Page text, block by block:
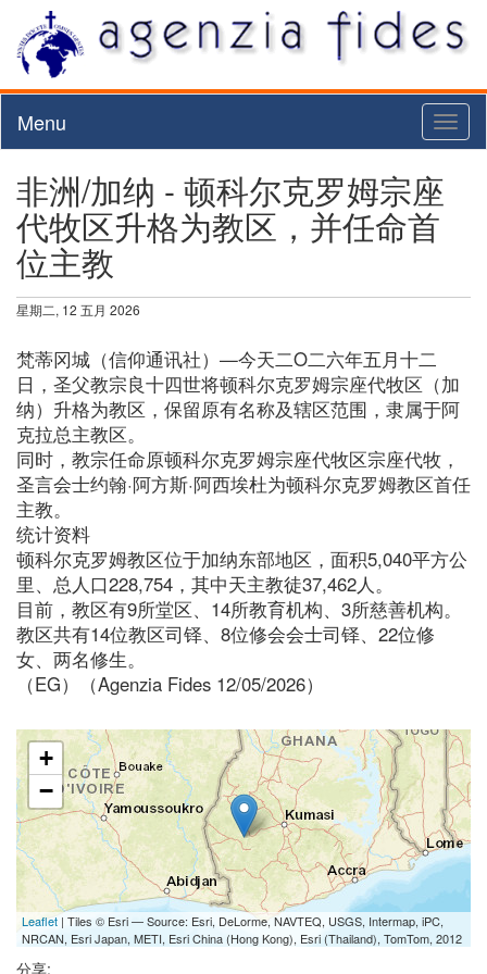
Menu
非洲/加纳 - 顿科尔克罗姆宗座
代牧区升格为教区，并任命首
位主教
星期二, 12 五月 2026
梵蒂冈城（信仰通讯社）—今天二O二六年五月十二
日，圣父教宗良十四世将顿科尔克罗姆宗座代牧区（加
纳）升格为教区，保留原有名称及辖区范围，隶属于阿
克拉总主教区。
同时，教宗任命原顿科尔克罗姆宗座代牧区宗座代牧，
圣言会士约翰·阿方斯·阿西埃杜为顿科尔克罗姆教区首任
主教。
统计资料
顿科尔克罗姆教区位于加纳东部地区，面积5,040平方公
里、总人口228,754，其中天主教徒37,462人。
目前，教区有9所堂区、14所教育机构、3所慈善机构。
教区共有14位教区司铎、8位修会会士司铎、22位修
女、两名修生。
（EG）（Agenzia Fides 12/05/2026）
+
−
Leaflet | Tiles © Esri — Source: Esri, DeLorme, NAVTEQ, USGS, Intermap, iPC,
NRCAN, Esri Japan, METI, Esri China (Hong Kong), Esri (Thailand), TomTom, 2012
分享: